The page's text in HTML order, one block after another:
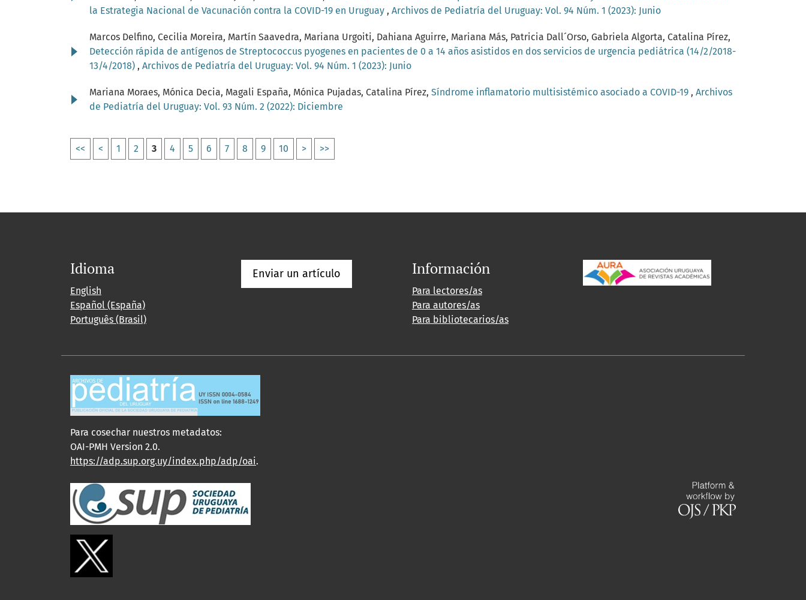
la Estrategia Nacional de Vacunación contra la COVID-19 en Uruguay , Archivos de Pediatría del Uruguay: Vol. 94 Núm. 1 (2023): Junio
Marcos Delfino, Cecilia Moreira, Martín Saavedra, Mariana Urgoiti, Dahiana Aguirre, Mariana Más, Patricia Dall´Orso, Gabriela Algorta, Catalina Pírez,
Detección rápida de antígenos de Streptococcus pyogenes en pacientes de 0 a 14 años asistidos en dos servicios de urgencia pediátrica (14/2/2018-
13/4/2018) , Archivos de Pediatría del Uruguay: Vol. 94 Núm. 1 (2023): Junio
Mariana Moraes, Mónica Decia, Magali España, Mónica Pujadas, Catalina Pírez, Síndrome inflamatorio multisistémico asociado a COVID-19 , Archivos
de Pediatría del Uruguay: Vol. 93 Núm. 2 (2022): Diciembre
<< < 1 2 3 4 5 6 7 8 9 10 > >>
Idioma
English
Español (España)
Português (Brasil)
Enviar un artículo Información
Para lectores/as
Para autores/as
Para bibliotecarios/as
Para cosechar nuestros metadatos:
OAI-PMH Version 2.0.
https://adp.sup.org.uy/index.php/adp/oai.